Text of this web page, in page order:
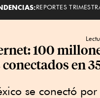
REPORTES
100
en
se conectó por